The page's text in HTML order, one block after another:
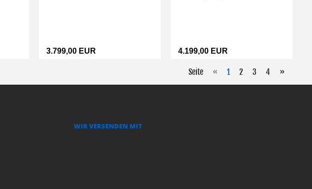
3.799,00 EUR 4.199,00 EUR
Seite « 1 2 3 4 »
WIR VERSENDEN MIT